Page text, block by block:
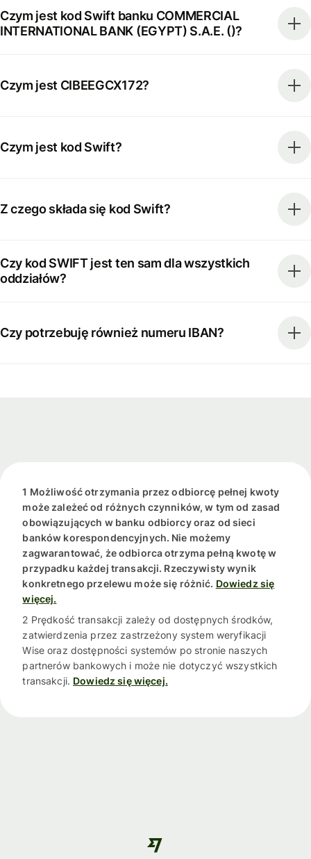
Czym jest kod Swift banku COMMERCIAL
INTERNATIONAL BANK (EGYPT) S.A.E. ()?
Czym jest CIBEEGCX172?
Czym jest kod Swift?
Z czego składa się kod Swift?
Czy kod SWIFT jest ten sam dla wszystkich
oddziałów?
Czy potrzebuję również numeru IBAN?
1 Możliwość otrzymania przez odbiorcę pełnej kwoty
może zależeć od różnych czynników, w tym od zasad
obowiązujących w banku odbiorcy oraz od sieci
banków korespondencyjnych. Nie możemy
zagwarantować, że odbiorca otrzyma pełną kwotę w
przypadku każdej transakcji. Rzeczywisty wynik
konkretnego przelewu może się różnić. Dowiedz się
więcej.
2 Prędkość transakcji zależy od dostępnych środków,
zatwierdzenia przez zastrzeżony system weryfikacji
Wise oraz dostępności systemów po stronie naszych
partnerów bankowych i może nie dotyczyć wszystkich
transakcji. Dowiedz się więcej.